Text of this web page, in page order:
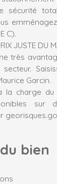
sécurité
C).
JUSTE DU
très
Garcin.
charge du
sur
du bien